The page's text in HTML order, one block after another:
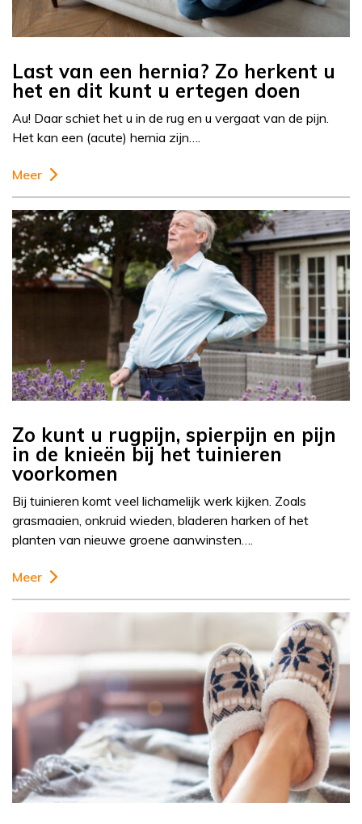
Last van een hernia? Zo herkent u
het en dit kunt u ertegen doen
Au! Daar schiet het u in de rug en u vergaat van de pijn.
Het kan een (acute) hernia zijn….
Meer
Zo kunt u rugpijn, spierpijn en pijn
in de knieën bij het tuinieren
voorkomen
Bij tuinieren komt veel lichamelijk werk kijken. Zoals
grasmaaien, onkruid wieden, bladeren harken of het
planten van nieuwe groene aanwinsten….
Meer